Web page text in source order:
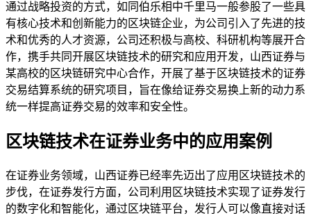
通过战略投资的方式，如同伯乐相中千里马一般参股了一些具
有核心技术和创新能力的区块链企业，为公司引入了先进的技
术和优秀的人才资源，公司还积极与高校、科研机构等展开合
作，携手共同开展区块链技术的研究和应用开发，山西证券与
某高校的区块链研究中心合作，开展了基于区块链技术的证券
交易结算系统的研究项目，旨在像给证券交易换上新的动力系
统一样提高证券交易的效率和安全性。
区块链技术在证券业务中的应用案例
在证券业务领域，山西证券已经率先迈出了应用区块链技术的
步伐，在证券发行方面，公司利用区块链技术实现了证券发行
的数字化和智能化，通过区块链平台，发行人可以像直接对话